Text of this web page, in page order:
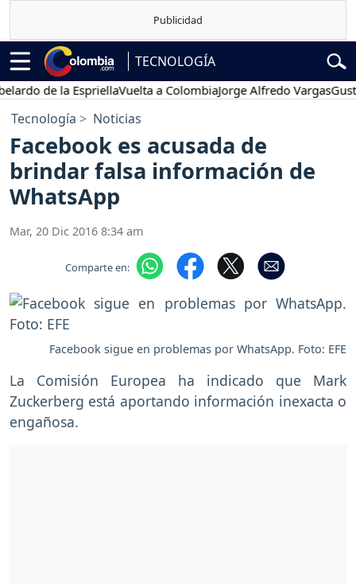
TECNOLOGÍA
de la EspriellaVuelta a ColombiaJorge Alfredo VargasGustavo
Tecnología Noticias
Facebook es acusada de
brindar falsa información de
WhatsApp
Mar, 20 Dic 2016 8:34 am
Comparte en:
Facebook sigue en problemas por WhatsApp. Foto: EFE
La Comisión Europea ha indicado que Mark
Zuckerberg está aportando información inexacta o
engañosa.